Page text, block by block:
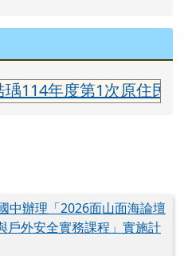
114年度第1次原住民
中辦理「2026面山面海論壇
戶外安全實務課程」實施計